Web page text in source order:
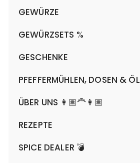
GEWÜRZE
Menü
maximieren
GEWÜRZSETS %
Menü
maximieren
GESCHENKE
Menü
maximieren
PFEFFERMÜHLEN, DOSEN & ÖL
Menü
maximieren
ÜBER UNS 👩🏽‍🦰👩🏽
REZEPTE
SPICE DEALER 💣